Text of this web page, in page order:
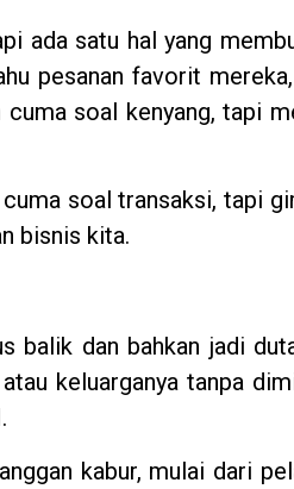
ada satu hal yang
pesanan favorit
soal kenyang, tapi
soal transaksi, tapi
bisnis kita.
balik dan bahkan jadi
keluarganya tanpa
kabur, mulai dari